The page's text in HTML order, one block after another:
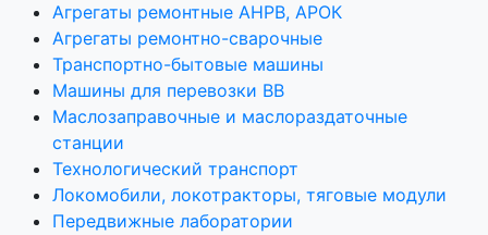
Агрегаты ремонтные АНРВ, АРОК
Агрегаты ремонтно-сварочные
Транспортно-бытовые машины
Машины для перевозки ВВ
Маслозаправочные и маслораздаточные
станции
Технологический транспорт
Локомобили, локотракторы, тяговые модули
Передвижные лаборатории